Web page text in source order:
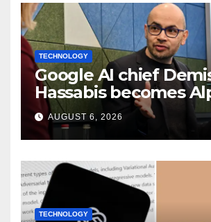
TECHNOLOGY
Google AI chief
Hassabis becomes
chief scientist in
shakeup
AUGUST 6, 2026
TECHNOLOGY